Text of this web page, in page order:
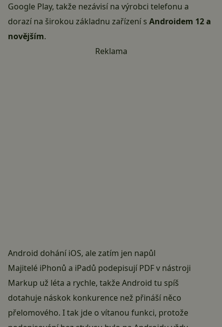
Google Play, takže nezávisí na výrobci telefonu a
dorazí na širokou základnu zařízení s Androidem 12 a
novějším.
Reklama
Android dohání iOS, ale zatím jen napůl
Majitelé iPhonů a iPadů podepisují PDF v nástroji
Markup už léta a rychle, takže Android tu spíš
dotahuje náskok konkurence než přináší něco
přelomového. I tak jde o vítanou funkci, protože